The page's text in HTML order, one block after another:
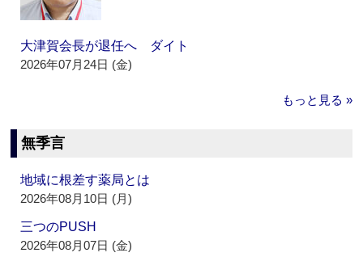
大津賀会長が退任へ ダイト
2026年07月24日 (金)
もっと見る »
無季言
地域に根差す薬局とは
2026年08月10日 (月)
三つのPUSH
2026年08月07日 (金)